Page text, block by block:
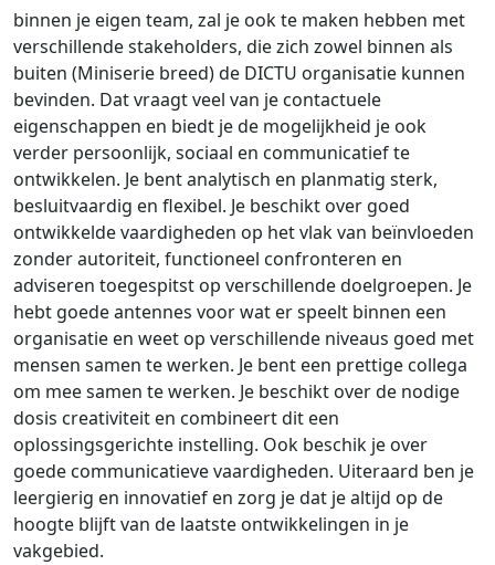
binnen je eigen team, zal je ook te maken hebben met
verschillende stakeholders, die zich zowel binnen als
buiten (Miniserie breed) de DICTU organisatie kunnen
bevinden. Dat vraagt veel van je contactuele
eigenschappen en biedt je de mogelijkheid je ook
verder persoonlijk, sociaal en communicatief te
ontwikkelen. Je bent analytisch en planmatig sterk,
besluitvaardig en flexibel. Je beschikt over goed
ontwikkelde vaardigheden op het vlak van beïnvloeden
zonder autoriteit, functioneel confronteren en
adviseren toegespitst op verschillende doelgroepen. Je
hebt goede antennes voor wat er speelt binnen een
organisatie en weet op verschillende niveaus goed met
mensen samen te werken. Je bent een prettige collega
om mee samen te werken. Je beschikt over de nodige
dosis creativiteit en combineert dit een
oplossingsgerichte instelling. Ook beschik je over
goede communicatieve vaardigheden. Uiteraard ben je
leergierig en innovatief en zorg je dat je altijd op de
hoogte blijft van de laatste ontwikkelingen in je
vakgebied.